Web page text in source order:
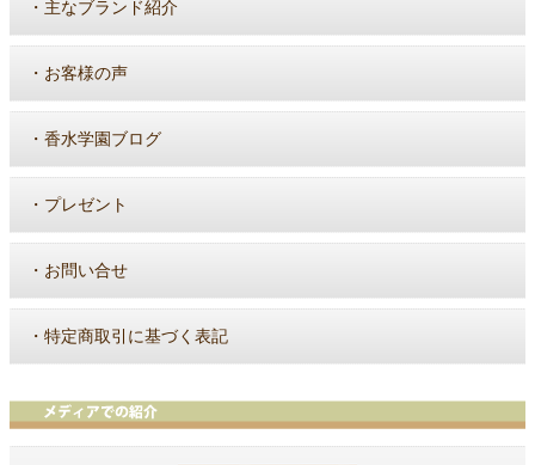
・ 主なブランド紹介
・ お客様の声
・ 香水学園ブログ
・ プレゼント
・ お問い合せ
・ 特定商取引に基づく表記